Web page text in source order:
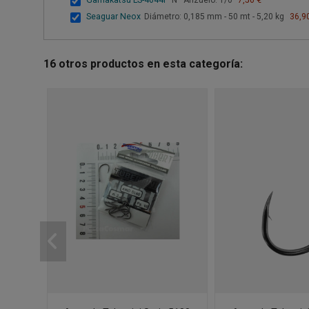
Seaguar Neox Diámetro: 0,185 mm - 50 mt - 5,20 kg
16 otros productos en esta categoría: